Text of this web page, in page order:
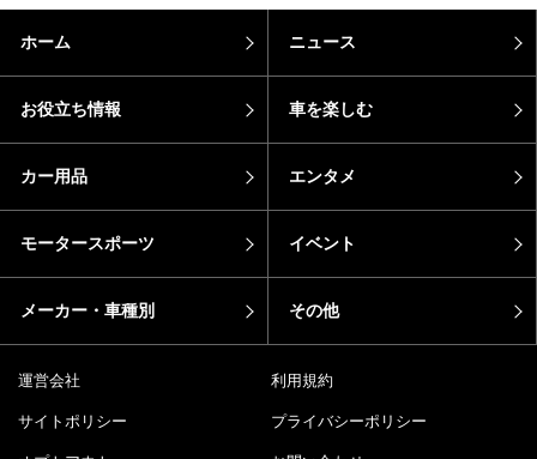
ホーム ニュース
お役立ち情報 車を楽しむ
カー用品 エンタメ
モータースポーツ イベント
メーカー・車種別 その他
運営会社 利用規約
サイトポリシー プライバシーポリシー